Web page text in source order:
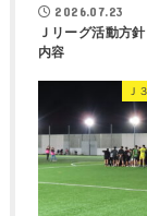
2026.07.23
Ｊリーグ活動方
内容
Ｊ